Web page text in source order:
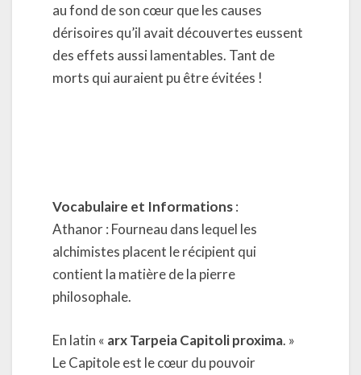
au fond de son cœur que les causes
dérisoires qu’il avait découvertes eussent
des effets aussi lamentables. Tant de
morts qui auraient pu être évitées !
Vocabulaire et Informations:
Athanor : Fourneau dans lequel les
alchimistes placent le récipient qui
contient la matière de la pierre
philosophale.
En latin « arx Tarpeia Capitoli proxima. »
Le Capitole est le cœur du pouvoir